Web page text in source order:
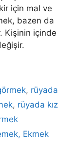
için mal ve
bazen da
Kişinin içinde
, rüyada
, rüyada kız
Ekmek